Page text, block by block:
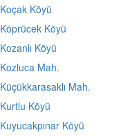
Koçak Köyü
Köprücek Köyü
Kozanlı Köyü
Kozluca Mah.
Küçükkarasaklı Mah.
Kurtlu Köyü
Kuyucakpınar Köyü